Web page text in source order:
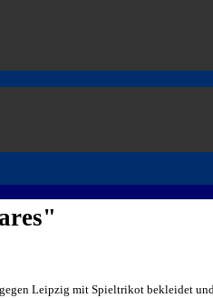
Leipzig mit Spieltrikot bekleidet